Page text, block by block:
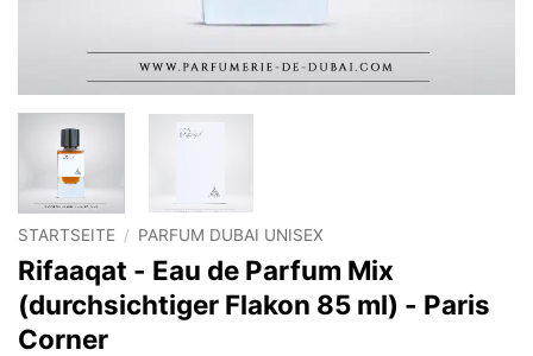
STARTSEITE / PARFUM DUBAI UNISEX
Rifaaqat - Eau de Parfum Mix
(durchsichtiger Flakon 85 ml) - Paris
Corner